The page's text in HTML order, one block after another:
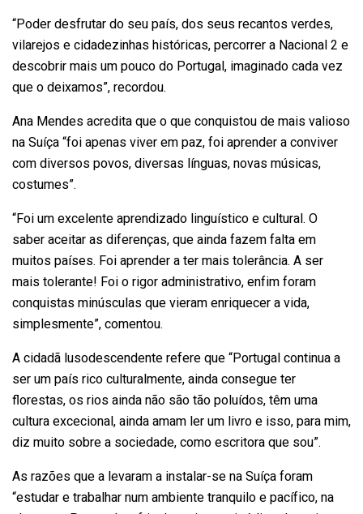
“Poder desfrutar do seu país, dos seus recantos verdes,
vilarejos e cidadezinhas históricas, percorrer a Nacional 2 e
descobrir mais um pouco do Portugal, imaginado cada vez
que o deixamos”, recordou.
Ana Mendes acredita que o que conquistou de mais valioso
na Suíça “foi apenas viver em paz, foi aprender a conviver
com diversos povos, diversas línguas, novas músicas,
costumes”.
“Foi um excelente aprendizado linguístico e cultural. O
saber aceitar as diferenças, que ainda fazem falta em
muitos países. Foi aprender a ter mais tolerância. A ser
mais tolerante! Foi o rigor administrativo, enfim foram
conquistas minúsculas que vieram enriquecer a vida,
simplesmente”, comentou.
A cidadã lusodescendente refere que “Portugal continua a
ser um país rico culturalmente, ainda consegue ter
florestas, os rios ainda não são tão poluídos, têm uma
cultura excecional, ainda amam ler um livro e isso, para mim,
diz muito sobre a sociedade, como escritora que sou”.
As razões que a levaram a instalar-se na Suíça foram
“estudar e trabalhar num ambiente tranquilo e pacífico, na